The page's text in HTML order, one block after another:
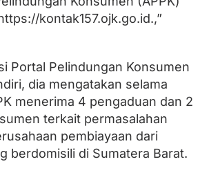
kontak157.ojk.go.id.,”
Portal Pelindungan Konsumen
dia mengatakan selama
menerima 4 pengaduan dan 2
terkait permasalahan
pembiayaan dari
berdomisili di Sumatera Barat.